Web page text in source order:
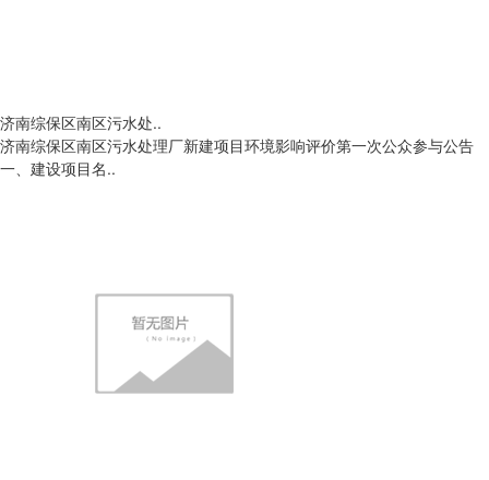
济南综保区南区污水处..
济南综保区南区污水处理厂新建项目环境影响评价第一次公众参与公告
一、建设项目名..